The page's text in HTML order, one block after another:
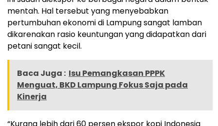
mentah. Hal tersebut yang menyebabkan
pertumbuhan ekonomi di Lampung sangat lamban
dikarenakan rasio keuntungan yang didapatkan dari
petani sangat kecil.
Baca Juga : Isu Pemangkasan PPPK
Menguat, BKD Lampung Fokus Saja pada
Kinerja